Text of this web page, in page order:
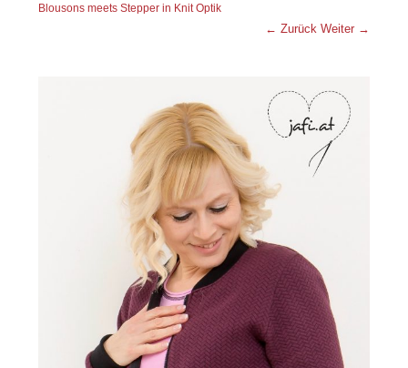
Blousons meets Stepper in Knit Optik
← Zurück Weiter →